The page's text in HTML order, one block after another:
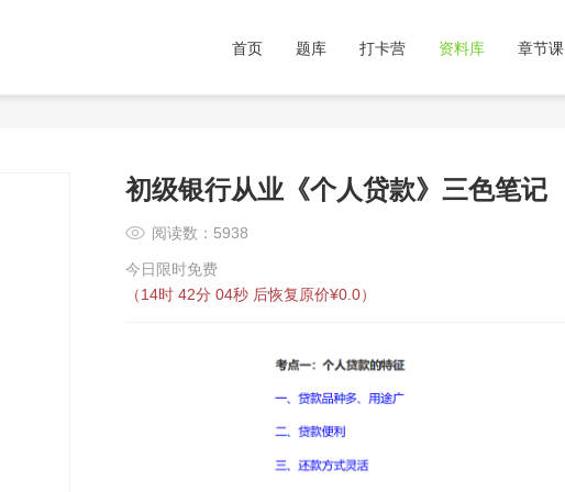
首页 题库 打卡营 资料库 章节课
初级银行从业《个人贷款》三色笔记
阅读数：5938
今日限时免费
（14时 42分 04秒 后恢复原价¥0.0）